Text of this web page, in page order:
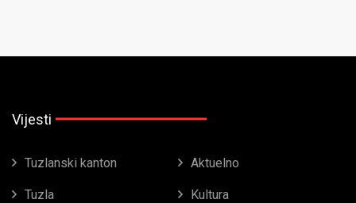
Vijesti
Tuzlanski kanton Aktuelno
Tuzla Kultura